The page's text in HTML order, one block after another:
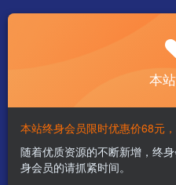
本
本站终身会员限时优惠价68元
随着优质资源的不断新增，终
身会员的请抓紧时间。